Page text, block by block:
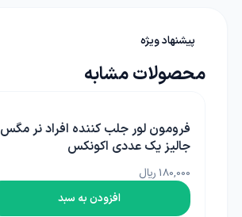
پیشنهاد ویژه
محصولات مشابه
فرومون کرم خراط سانتاموس كانادايي
بسته ٥عددي شرکت پارسیان
1,143,000 ریال
افزودن به سبد